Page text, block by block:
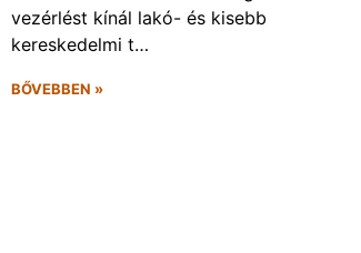
vezérlést kínál lakó- és kisebb
kereskedelmi t…
BŐVEBBEN »